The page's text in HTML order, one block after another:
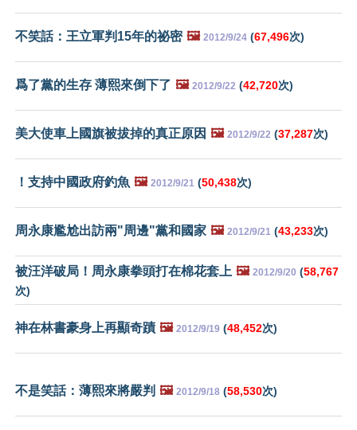
不笑話：王立軍判15年的祕密 🖼️ 2012/9/24 (67,496次)
爲了黨的生存 薄熙來倒下了 🖼️ 2012/9/22 (42,720次)
美大使車上國旗被拔掉的真正原因 🖼️ 2012/9/22 (37,287次)
！支持中國政府釣魚 🖼️ 2012/9/21 (50,438次)
周永康尷尬出訪兩"周邊"黨和國家 🖼️ 2012/9/21 (43,233次)
被汪洋破局！周永康拳頭打在棉花套上 🖼️ 2012/9/20 (58,767
次)
神在林書豪身上再顯奇蹟 🖼️ 2012/9/19 (48,452次)
不是笑話：薄熙來將嚴判 🖼️ 2012/9/18 (58,530次)